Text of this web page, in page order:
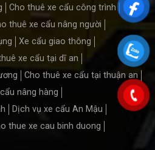
Cho thuê xe cẩu công trình
thuê xe cẩu nâng người
Xe cẩu giao thông
xe cẩu tại dĩ an
Cho thuê xe cẩu tại thuận an
nâng hàng
Dịch vụ xe cẩu An Mậu
thue xe cau binh duong